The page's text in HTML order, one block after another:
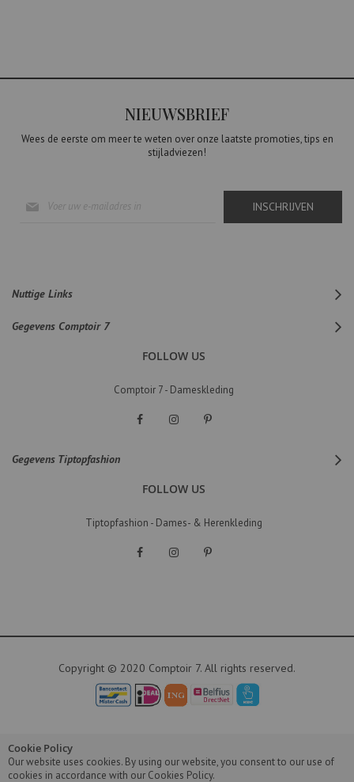
NIEUWSBRIEF
Wees de eerste om meer te weten over onze laatste promoties, tips en
stijladviezen!
u
INSCHRIJVEN
Nuttige Links
Gegevens Comptoir 7
FOLLOW US
Comptoir 7 - Dameskleding
Gegevens Tiptopfashion
FOLLOW US
Tiptopfashion - Dames- & Herenkleding
Copyright © 2020 Comptoir 7. All rights reserved.
Cookie Policy
Our website uses cookies. By using our website, you consent to our use of
cookies in accordance with our Cookies Policy.